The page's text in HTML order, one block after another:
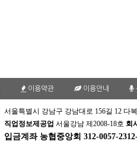
이용약관 이용안내
서울특별시 강남구 강남대로 156길 12 다
직업정보제공업 서울강남 제2008-18호 회
입금계좌 농협중앙회 312-0057-